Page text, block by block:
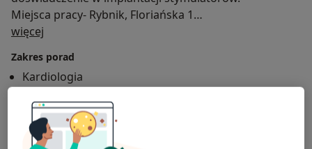
Miejsca pracy- Rybnik, Floriańska 1
Rybnik, Podmiejska 54
więcej
Zakres porad
Kardiologia
Główne obszary pomocy
Arytmia
Choroby układu krążenia
Choroby metaboliczne